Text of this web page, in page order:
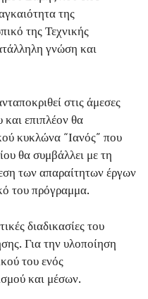
της
της Τεχνικής
γνώση και
στις άμεσες
επιπλέον θα
κυκλώνα “Ιανός” που
θα συμβάλλει με τη
των απαραίτητων έργων
του πρόγραμμα.
διαδικασίες του
Για την υλοποίηση
του ενός
και μέσων.